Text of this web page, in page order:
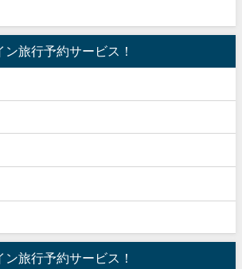
旅行予約サービス！
旅行予約サービス！